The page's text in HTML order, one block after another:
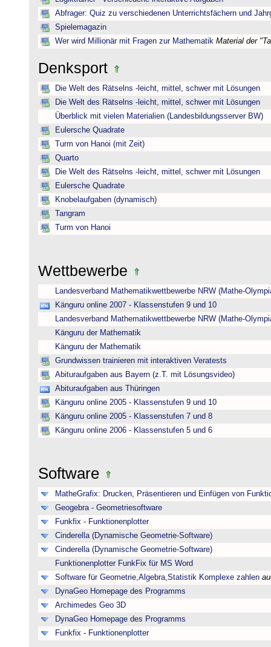
Abfrager: Quiz zu verschiedenen Unterrichtsfächern und
Spielemagazin
Wer wird Millionär mit Fragen zur Mathematik Material der
Denksport
Die Welt des Rätselns -leicht, mittel, schwer mit Lösungen
Die Welt des Rätselns -leicht, mittel, schwer mit Lösungen
Überblick mit vielen Materialien (Landesbildungsserver BW)
Eulersche Quadrate
Turm von Hanoi (mit Zeit)
Quarto
Die Welt des Rätselns -leicht, mittel, schwer mit Lösungen
Eulersche Quadrate
Knobelaufgaben (dynamisch)
Tangram
Turm von Hanoi
Wettbewerbe
Landesverband Mathematikwettbewerbe NRW (Mathe-
Känguru online 2007 - Klassenstufen 9 und 10
Landesverband Mathematikwettbewerbe NRW (Mathe-
Känguru der Mathematik
Känguru der Mathematik
Grundwissen trainieren mit interaktiven Veratests
Abituraufgaben aus Bayern (z.T. mit Lösungsvideo)
Abituraufgaben aus Thüringen
Känguru online 2005 - Klassenstufen 9 und 10
Känguru online 2005 - Klassenstufen 7 und 8
Känguru online 2006 - Klassenstufen 5 und 6
Software
MatheGrafix: Drucken, Präsentieren und Einfügen von
Geogebra - Geometriesoftware
Funkfix - Funktionenplotter
Cinderella (Dynamische Geometrie-Software)
Cinderella (Dynamische Geometrie-Software)
Funktionenplotter FunkFix für MS Word
Software für Geometrie,Algebra,Statistik Komplexe zahlen
DynaGeo Homepage des Programms
Archimedes Geo 3D
DynaGeo Homepage des Programms
Funkfix - Funktionenplotter